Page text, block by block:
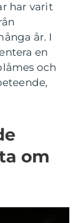
har varit
år. I
en
och
om